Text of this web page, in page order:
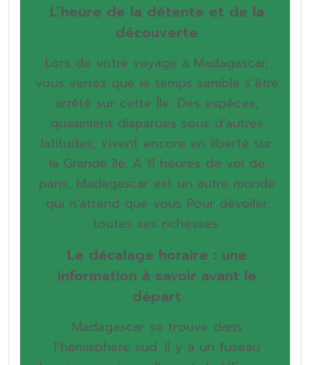
L’heure de la détente et de la
découverte
Lors de votre voyage à Madagascar,
vous verrez que le temps semble s’être
arrêté sur cette Île. Des espèces,
quasiment disparues sous d’autres
latitudes, vivent encore en liberté sur
la Grande île. A 11 heures de vol de
paris, Madagascar est un autre monde
qui n’attend que vous Pour dévoiler
toutes ses richesses.
Le décalage horaire : une
information à savoir avant le
départ
Madagascar se trouve dans
l’hémisphère sud. Il y a un fuseau